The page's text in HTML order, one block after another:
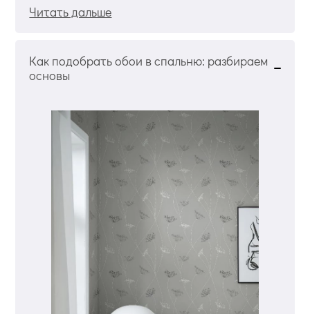
Читать дальше
Как подобрать обои в спальню: разбираем
основы